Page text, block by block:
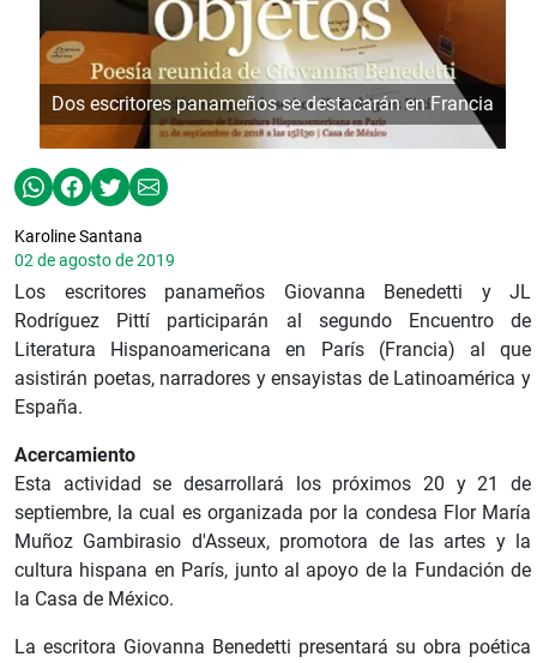
Dos escritores panameños se destacarán en Francia
Karoline Santana
02 de agosto de 2019
Los escritores panameños Giovanna Benedetti y JL
Rodríguez Pittí participarán al segundo Encuentro de
Literatura Hispanoamericana en París (Francia) al que
asistirán poetas, narradores y ensayistas de Latinoamérica y
España.
Acercamiento
Esta actividad se desarrollará los próximos 20 y 21 de
septiembre, la cual es organizada por la condesa Flor María
Muñoz Gambirasio d'Asseux, promotora de las artes y la
cultura hispana en París, junto al apoyo de la Fundación de
la Casa de México.
La escritora Giovanna Benedetti presentará su obra poética